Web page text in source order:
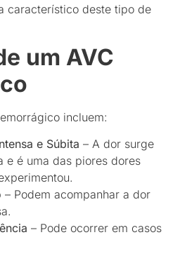
característico deste tipo de
um AVC
incluem:
e Súbita – A dor surge
e é uma das piores dores
– Podem acompanhar a dor
– Pode ocorrer em casos